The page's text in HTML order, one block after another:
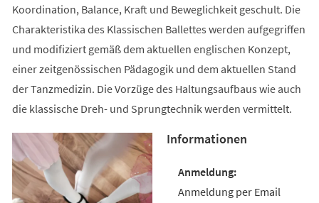
Koordination, Balance, Kraft und Beweglichkeit geschult. Die
Charakteristika des Klassischen Ballettes werden aufgegriffen
und modifiziert gemäß dem aktuellen englischen Konzept,
einer zeitgenössischen Pädagogik und dem aktuellen Stand
der Tanzmedizin. Die Vorzüge des Haltungsaufbaus wie auch
die klassische Dreh- und Sprungtechnik werden vermittelt.
Informationen
Anmeldung per Email